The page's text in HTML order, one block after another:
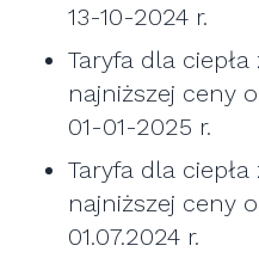
13-10-2024 r.
Taryfa dla
najniższej ceny
01-01-2025 r.
Taryfa dla
najniższej ceny
01.07.2024 r.